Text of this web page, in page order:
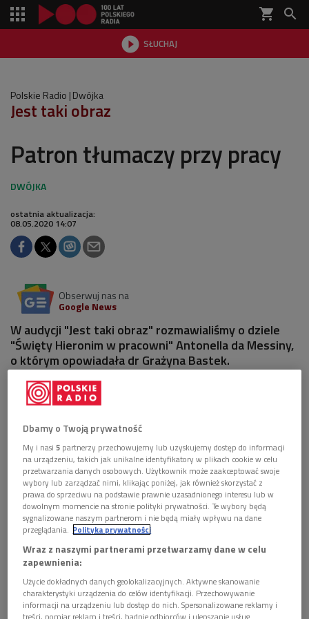
shopping_cart 
 SŁUCHAJ

Polskie Radio Dwójka
Jest taki obraz
Patron tłumaczy przy pracy
ostatnia aktualizacja:
08.05.2020 14:07
Obserwuj nas na
Google News
W audycji "Jest taki obraz" rozmawialiśmy o dziele
"Święty Hieronim w pracowni" Antonella da Messiny,
o którym opowiadała dr Grażyna Bastek.
AUDIO 1 plik
 14'54
Dr Grażyna Bastek o dziele "Święty Hieronim w
pracowni" Antonella da Messiny (Jest taki
obraz/Dwójka)
Dbamy o Twoją prywatność
My i nasi5 partnerzy przechowujemy lub uzyskujemy dostęp do informacji
na urządzeniu, takich jak unikalne identyfikatory w plikach cookie w celu
przetwarzania danych osobowych. Użytkownik może zaakceptować swoje
wybory lub zarządzać nimi, klikając poniżej, jak również skorzystać z
prawa do sprzeciwu na podstawie prawnie uzasadnionego interesu lub w
dowolnym momencie na stronie polityki prywatności. Te wybory będą
sygnalizowane naszym partnerom i nie będą miały wpływu na dane
przeglądania. Polityka prywatności
Wraz z naszymi partnerami przetwarzamy dane w celu
zapewnienia:
Użycie dokładnych danych geolokalizacyjnych. Aktywne skanowanie
charakterystyki urządzenia do celów identyfikacji. Przechowywanie
informacji na urządzeniu lub dostęp do nich. Spersonalizowane reklamy i